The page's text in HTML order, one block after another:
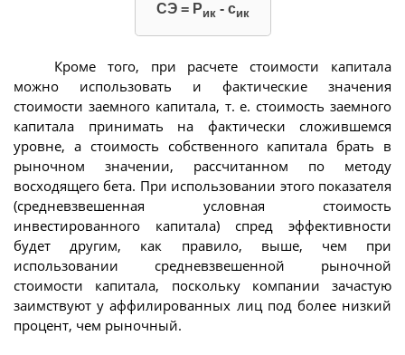
СЭ = Рик- сик
Кроме того, при расчете стоимости капитала
можно использовать и фактические значения
стоимости заемного капитала, т. е. стоимость заемного
капитала принимать на фактически сложившемся
уровне, а стоимость собственного капитала брать в
рыночном значении, рассчитанном по методу
восходящего бета. При использовании этого показателя
(средневзвешенная условная стоимость
инвестированного капитала) спред эффективности
будет другим, как правило, выше, чем при
использовании средневзвешенной рыночной
стоимости капитала, поскольку компании зачастую
заимствуют у аффилированных лиц под более низкий
процент, чем рыночный.